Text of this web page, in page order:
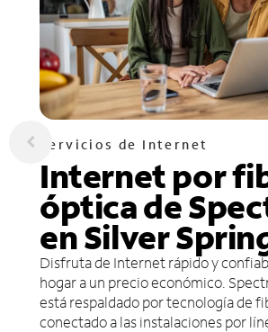
Servicios de Internet
Internet por
óptica de
en Silver
Disfruta de Internet rápido y
hogar a un precio económico.
está respaldado por tecnología de
conectado a las instalaciones por